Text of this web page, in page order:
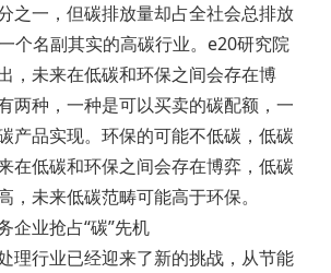
之一，但碳排放量却占全社会总排放
个名副其实的高碳行业。e20研究院
，未来在低碳和环保之间会存在博
两种，一种是可以买卖的碳配额，一
产品实现。环保的可能不低碳，低碳
在低碳和环保之间会存在博弈，低碳
，未来低碳范畴可能高于环保。
业抢占“碳”先机
行业已经迎来了新的挑战，从节能